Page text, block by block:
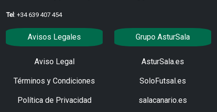
Tel : +34 639 407 454
Avisos Legales
Aviso Legal
Términos y Condiciones
Política de Privacidad
Grupo AsturSala
AsturSala.es
SoloFutsal.es
salacanario.es